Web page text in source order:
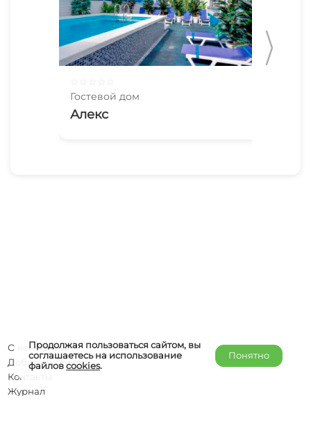
Гостевой дом
Алекс
Продолжая пользоваться сайтом, вы
соглашаетесь на использование
файловcookies.
Понятно
О компании
Добавить объект
Контакты
Журнал